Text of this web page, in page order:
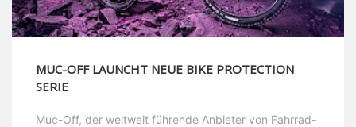
MUC-OFF LAUNCHT NEUE BIKE PROTECTION
SERIE
Muc-Off, der weltweit führende Anbieter von Fahrrad-